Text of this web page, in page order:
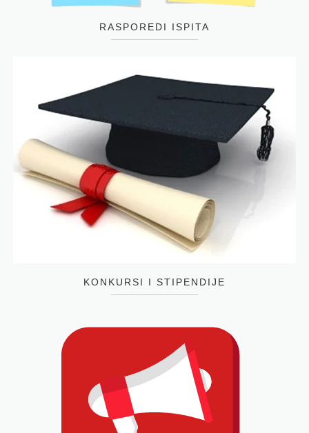
RASPOREDI ISPITA
KONKURSI I STIPENDIJE